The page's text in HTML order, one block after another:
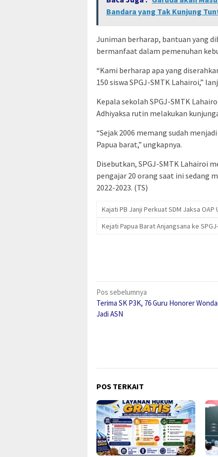
Bandara yang Tak Kunjung
Juniman berharap, bantuan yang
bermanfaat dalam pemenuhan
“Kami berharap apa yang
150 siswa SPGJ-SMTK Lahairoi,”
Kepala sekolah SPGJ-SMTK
Adhiyaksa rutin melakukan
“Sejak 2006 memang sudah
Papua barat,” ungkapnya.
Disebutkan, SPGJ-SMTK Lahairoi
pengajar 20 orang saat ini sedang
2022-2023. (TS)
Kajati PB Janji Perkuat SDM Jaksa
Kejati Papua Barat Anjangsana ke
Navigasi
pos
Pos sebelumnya
Terima SK P3K, 76 Guru Honorer
Jadi ASN
POS TERKAIT